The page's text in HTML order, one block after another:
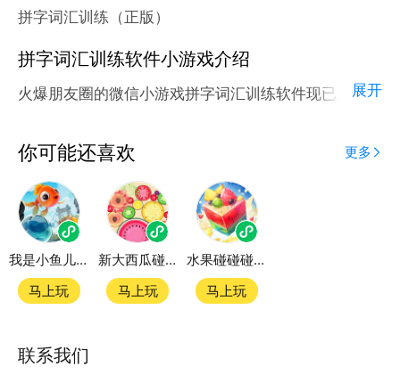
拼字词汇训练（正版）
拼字词汇训练软件小游戏介绍
火爆朋友圈的微信小游戏拼字词汇训练软件现已正式登
应用宝为腾讯官方游戏平台，收录海量正版授权的高热
度精品小游戏。直接搜索或者在小游戏 tab 发现热门
拼字词汇训练软件小游戏双平台畅玩
官方授权，在电脑上和手机上双端都能直接畅玩微信小
游戏
第一步：点击下载应用宝客户端，第二步：一键登录，
展开
你可能还喜欢 更多
我是小鱼儿游戏
马上玩
新大西瓜碰碰碰
马上玩
水果碰碰碰H5
马上玩
联系我们